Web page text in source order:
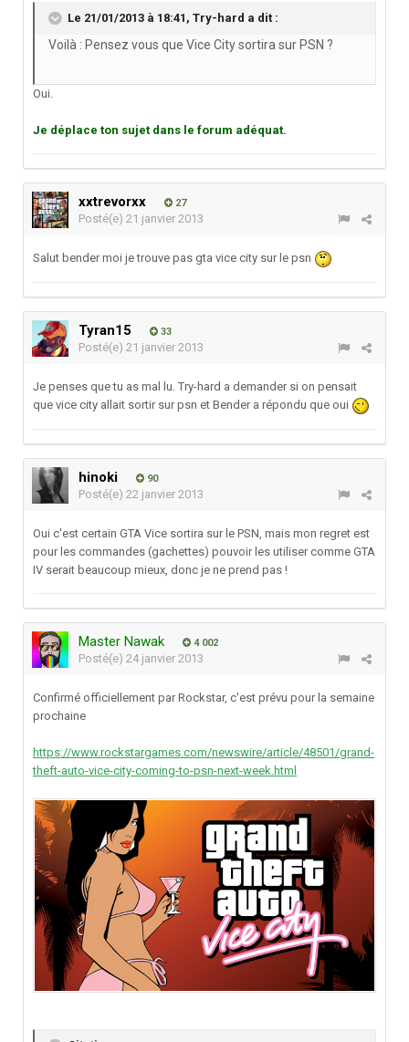
Le 21/01/2013 à 18:41, Try-hard a dit :
Voilà : Pensez vous que Vice City sortira sur PSN ?
Oui.
Je déplace ton sujet dans le forum adéquat.
xxtrevorxx 27
Posté(e) 21 janvier 2013
Salut bender moi je trouve pas gta vice city sur le psn
Tyran15 33
Posté(e) 21 janvier 2013
Je penses que tu as mal lu. Try-hard a demander si on pensait
que vice city allait sortir sur psn et Bender a répondu que oui
hinoki 90
Posté(e) 22 janvier 2013
Oui c'est certain GTA Vice sortira sur le PSN, mais mon regret est
pour les commandes (gachettes) pouvoir les utiliser comme GTA
IV serait beaucoup mieux, donc je ne prend pas !
Master Nawak 4 002
Posté(e) 24 janvier 2013
Confirmé officiellement par Rockstar, c'est prévu pour la semaine
prochaine
https://www.rockstargames.com/newswire/article/48501/grand-
theft-auto-vice-city-coming-to-psn-next-week.html